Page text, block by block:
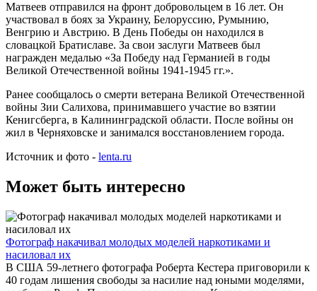
Матвеев отправился на фронт добровольцем в 16 лет. Он
участвовал в боях за Украину, Белоруссию, Румынию,
Венгрию и Австрию. В День Победы он находился в
словацкой Братиславе. За свои заслуги Матвеев был
награжден медалью «За Победу над Германией в годы
Великой Отечественной войны 1941-1945 гг.».
Ранее сообщалось о смерти ветерана Великой Отечественной
войны Зии Салихова, принимавшего участие во взятии
Кенигсберга, в Калининградской области. После войны он
жил в Черняховске и занимался восстановлением города.
Источник и фото - lenta.ru
Может быть интересно
Фотограф накачивал молодых моделей наркотиками и
насиловал их
В США 59-летнего фотографа Роберта Кестера приговорили к
40 годам лишения свободы за насилие над юными моделями,